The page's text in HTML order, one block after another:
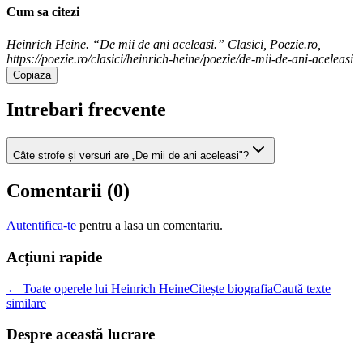
Cum sa citezi
Heinrich Heine. “De mii de ani aceleasi.” Clasici, Poezie.ro,
https://poezie.ro/clasici/heinrich-heine/poezie/de-mii-de-ani-aceleasi
Copiaza
Intrebari frecvente
Câte strofe și versuri are „De mii de ani aceleasi"?
Comentarii (0)
Autentifica-te pentru a lasa un comentariu.
Acțiuni rapide
← Toate operele lui Heinrich HeineCitește biografiaCaută texte
similare
Despre această lucrare